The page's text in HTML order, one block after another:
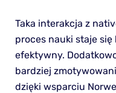
Taka interakcja z
proces nauki staje
efektywny.
bardziej
dzięki wsparciu